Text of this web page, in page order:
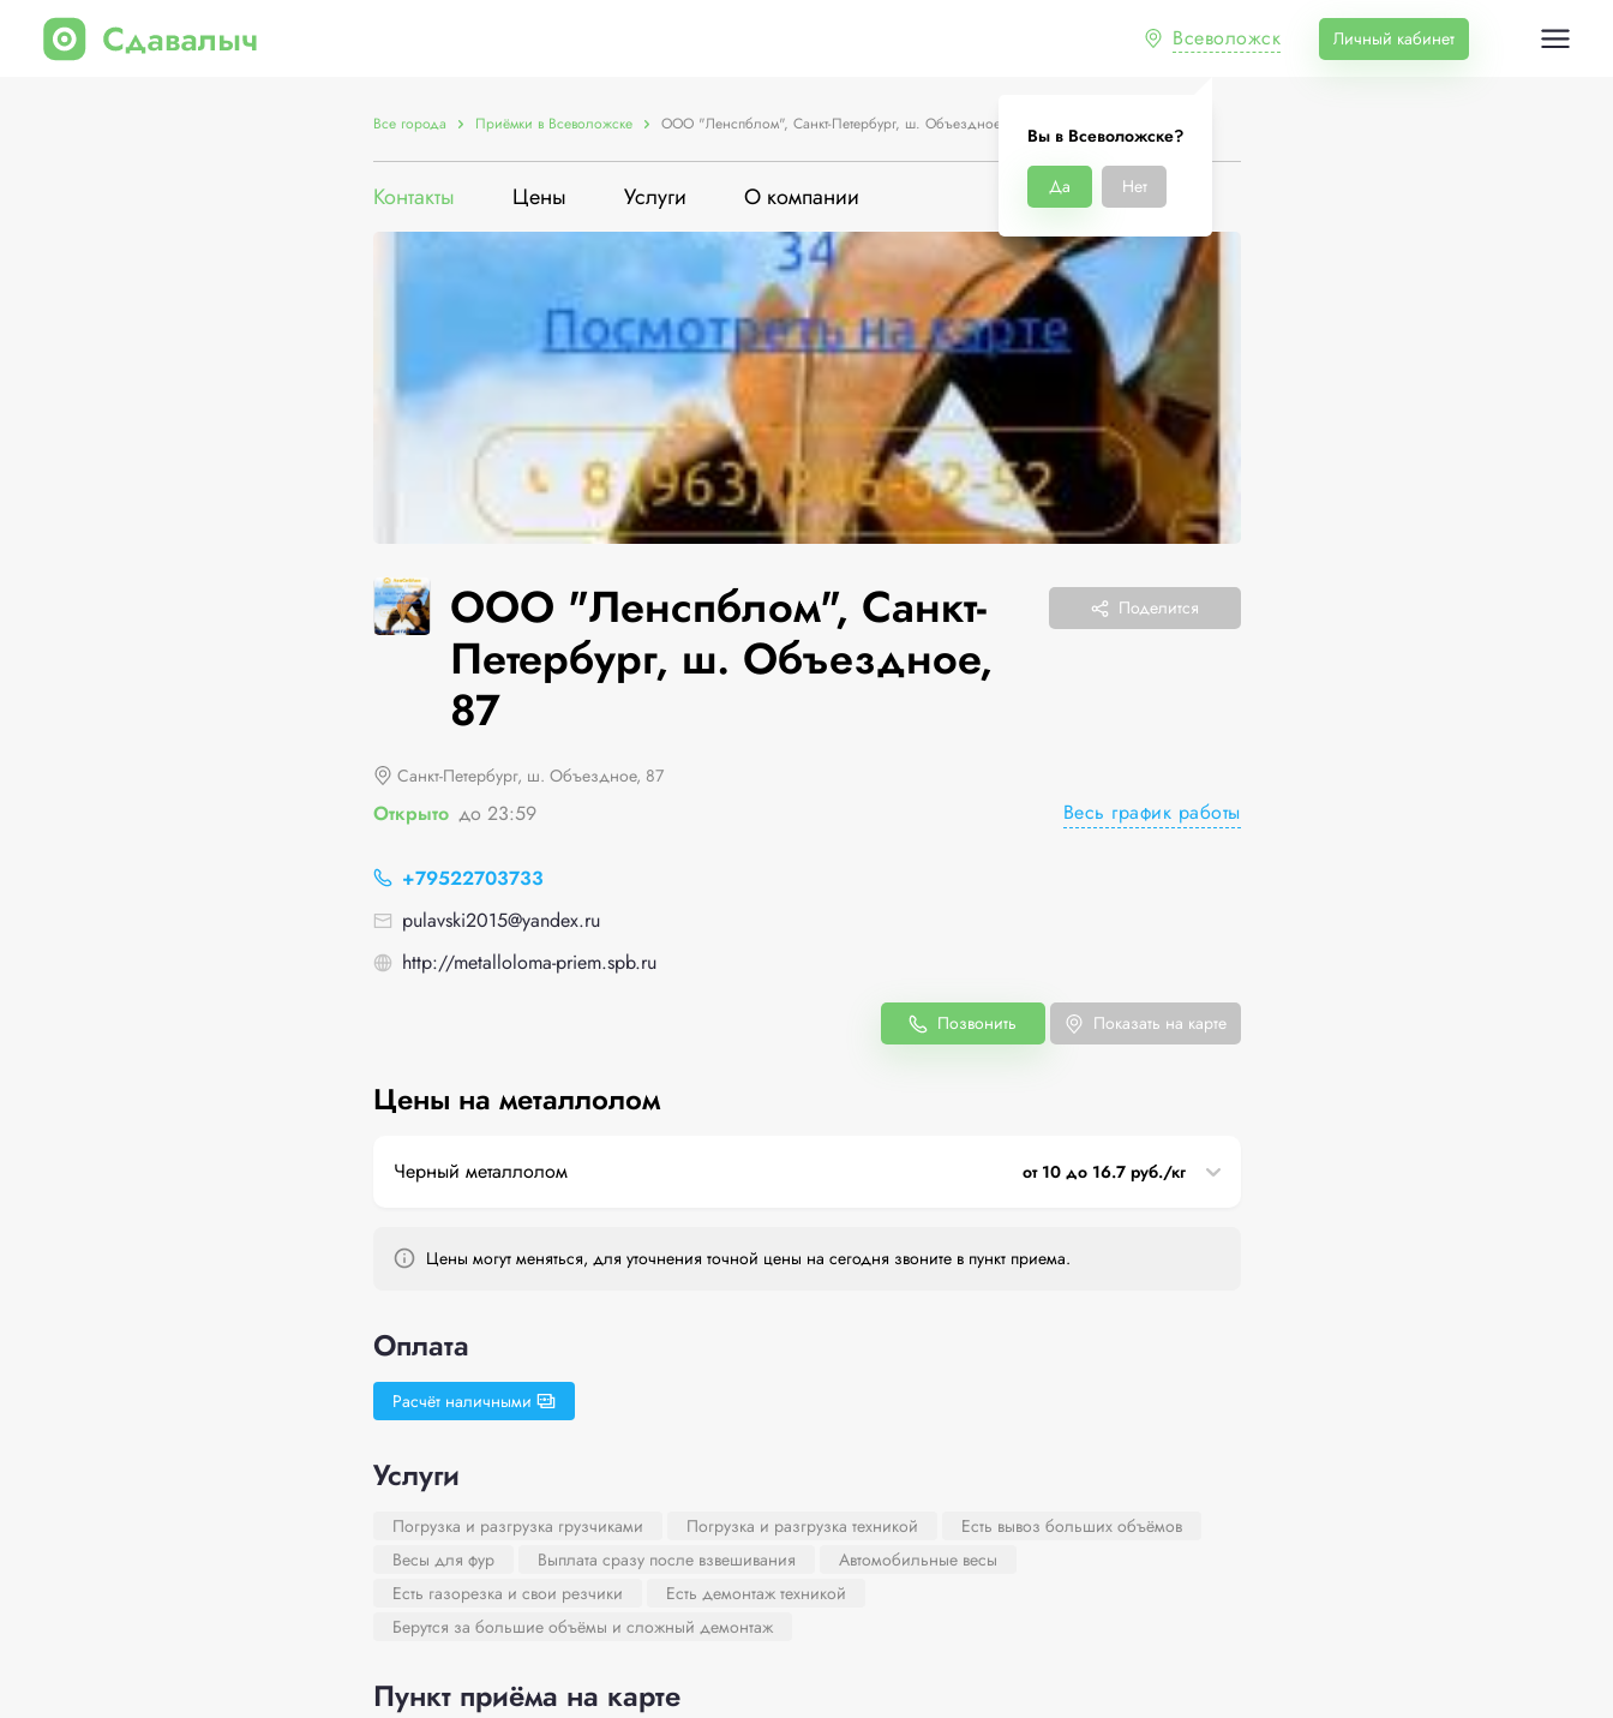
Всеволожск
Вы в Всеволожске?
Да Нет
Личный кабинет
Все города Приёмки в Всеволожске ООО "Ленспблом", Санкт-Петербург, ш. Объездное, 87
Контакты Цены Услуги О компании
ООО "Ленспблом", Санкт-
Петербург, ш. Объездное,
87
Поделится
Санкт-Петербург, ш. Объездное, 87
Открыто до 23:59 Весь график работы
+79522703733
pulavski2015@yandex.ru
http://metalloloma-priem.spb.ru
Позвонить Показать на карте
Цены на металлолом
Черный металлолом от 10 до 16.7 руб./кг
Цены могут меняться, для уточнения точной цены на сегодня звоните в пункт приема.
Оплата
Расчёт наличными
Услуги
Погрузка и разгрузка грузчиками Погрузка и разгрузка техникой
Есть вывоз больших объёмов
Весы для фур
Выплата сразу после взвешивания
Автомобильные весы
Есть газорезка и свои резчики
Есть демонтаж техникой
Берутся за большие объёмы и сложный демонтаж
Пункт приёма на карте